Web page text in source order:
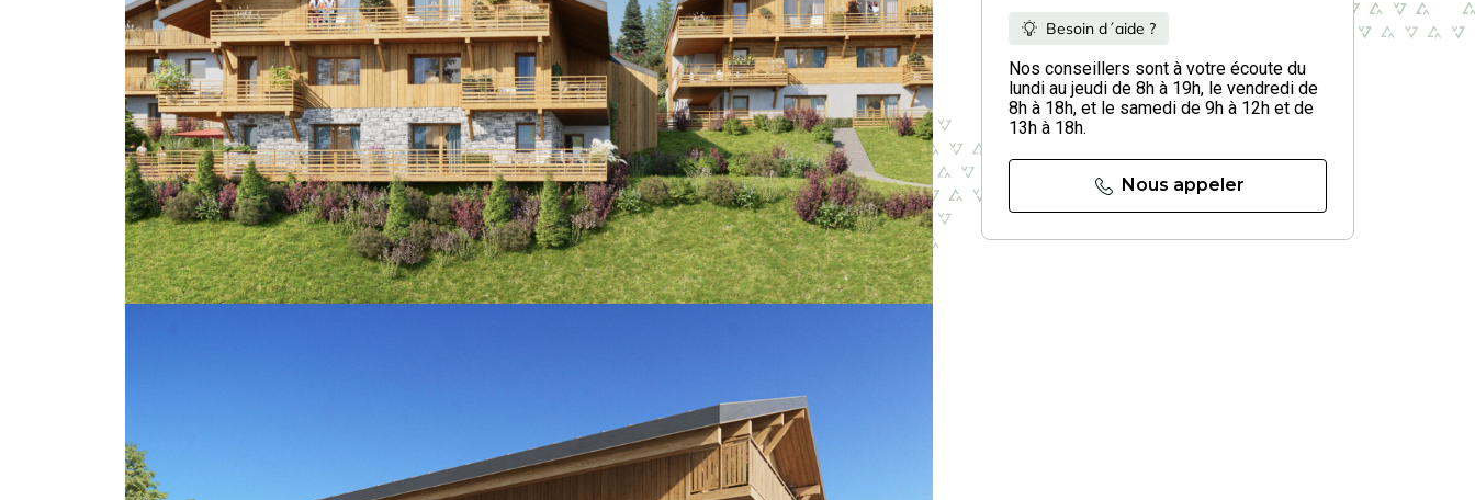
Besoin d´aide ?
Nos conseillers sont à votre écoute du
lundi au jeudi de 8h à 19h, le vendredi de
8h à 18h, et le samedi de 9h à 12h et de
13h à 18h.
Nous appeler